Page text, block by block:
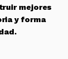
mejores
y forma